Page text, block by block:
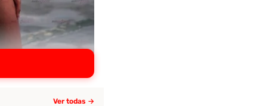
Ver todas →